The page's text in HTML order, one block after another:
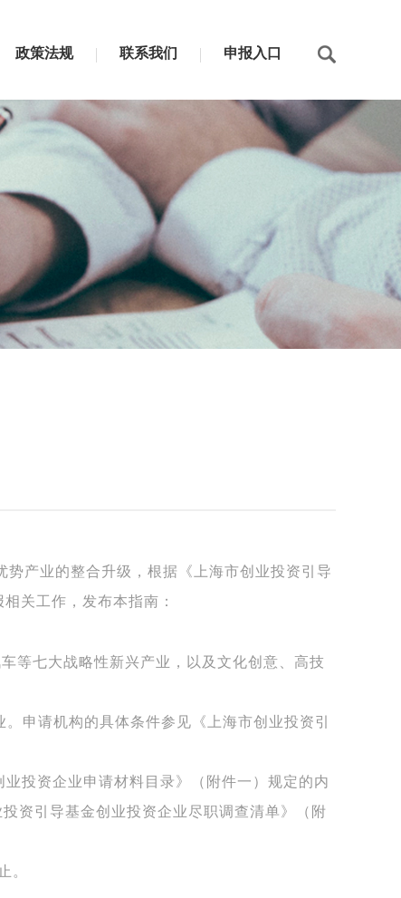
政策法规 联系我们 申报入口
产业的整合升级，根据《上海市创业投资引导
关工作，发布本指南：
等七大战略性新兴产业，以及文化创意、高技
申请机构的具体条件参见《上海市创业投资引
投资企业申请材料目录》（附件一）规定的内
资引导基金创业投资企业尽职调查清单》（附
。